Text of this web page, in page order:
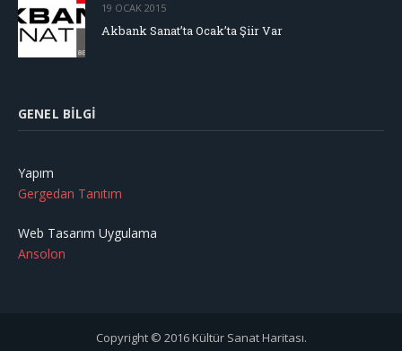
19 OCAK 2015
Akbank Sanat’ta Ocak’ta Şiir Var
GENEL BILGI
Yapım
Gergedan Tanıtım
Web Tasarım Uygulama
Ansolon
Copyright © 2016 Kültür Sanat Haritası.